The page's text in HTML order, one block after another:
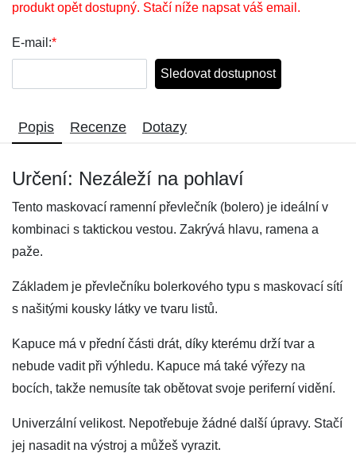
produkt opět dostupný. Stačí níže napsat váš email.
E-mail:*
Sledovat dostupnost
Popis Recenze Dotazy
Určení: Nezáleží na pohlaví
Tento maskovací ramenní převlečník (bolero) je ideální v
kombinaci s taktickou vestou. Zakrývá hlavu, ramena a
paže.
Základem je převlečníku bolerkového typu s maskovací sítí
s našitými kousky látky ve tvaru listů.
Kapuce má v přední části drát, díky kterému drží tvar a
nebude vadit při výhledu. Kapuce má také výřezy na
bocích, takže nemusíte tak obětovat svoje periferní vidění.
Univerzální velikost. Nepotřebuje žádné další úpravy. Stačí
jej nasadit na výstroj a můžeš vyrazit.